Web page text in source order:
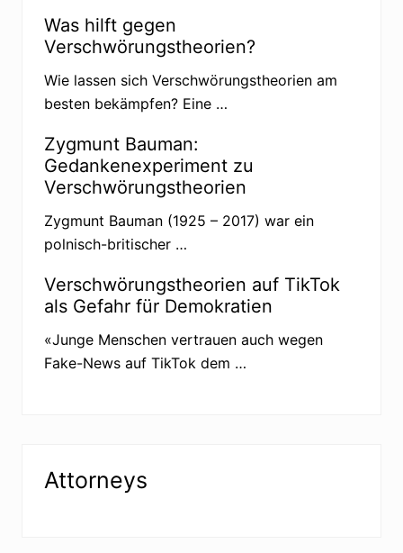
o
n
A
t
i
l
i
l
d
m
n
n
Was hilft gegen
Verschwörungstheorien?
Wie lassen sich Verschwörungstheorien am
besten bekämpfen? Eine …
Zygmunt Bauman:
Gedankenexperiment zu
Verschwörungstheorien
Zygmunt Bauman (1925 – 2017) war ein
polnisch-britischer …
Verschwörungstheorien auf TikTok
als Gefahr für Demokratien
«Junge Menschen vertrauen auch wegen
Fake-News auf TikTok dem …
Attorneys